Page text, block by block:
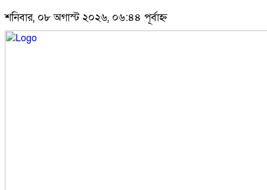
শনিবার, ০৮ অগাস্ট ২০২৬, ০৬:৪৪ পূর্বাহ্ন